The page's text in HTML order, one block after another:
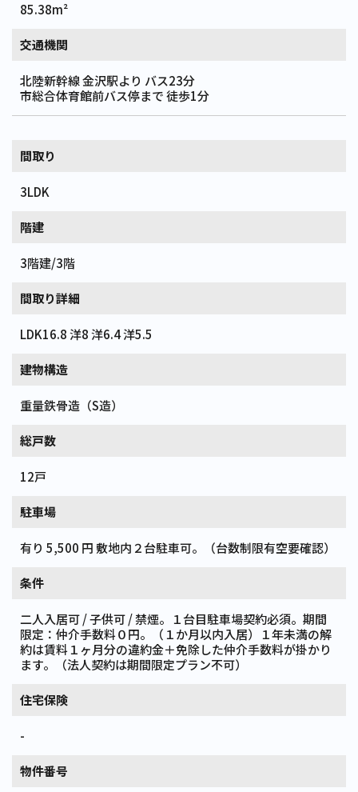
85.38m²
交通機関
北陸新幹線 金沢駅より バス23分
市総合体育館前バス停まで 徒歩1分
間取り
3LDK
階建
3階建/3階
間取り詳細
LDK16.8 洋8 洋6.4 洋5.5
建物構造
重量鉄骨造（S造）
総戸数
12戸
駐車場
有り 5,500 円 敷地内２台駐車可。（台数制限有空要確認）
条件
二人入居可 / 子供可 / 禁煙。１台目駐車場契約必須。期間
限定：仲介手数料０円。（１か月以内入居）１年未満の解
約は賃料１ヶ月分の違約金＋免除した仲介手数料が掛かり
ます。（法人契約は期間限定プラン不可）
住宅保険
-
物件番号